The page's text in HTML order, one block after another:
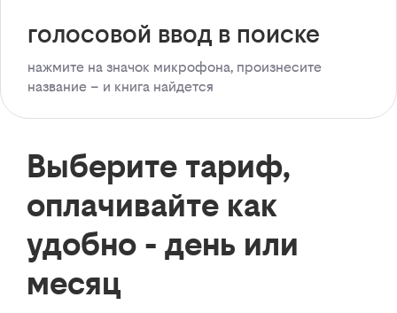
голосовой ввод в поиске
нажмите на значок микрофона, произнесите
название – и книга найдется
Выберите тариф,
оплачивайте как
удобно - день или
месяц